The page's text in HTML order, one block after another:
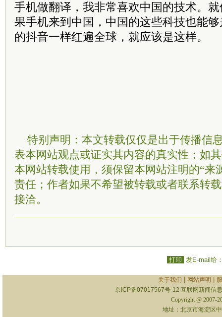
手机做翻译，我非常喜欢中国的技术。
果手机来到中国，中国的这些科技也能
的抖音一样红遍全球，就应该是这样。
特别声明：本文转载仅仅是出于传播信
表本网站观点或证实其内容的真实性；如
本网站转载使用，须保留本网站注明的“来
责任；作者如果不希望被转载或者联系转
接洽。
打印 发E-mail给
关于我们 网站声明
京ICP备07017567号-12 互联网新闻信
Copyright @ 2007-
地址：北京市海淀区